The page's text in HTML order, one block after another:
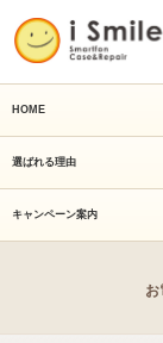
HOME
選ばれる理由
キャンペーン案内
お